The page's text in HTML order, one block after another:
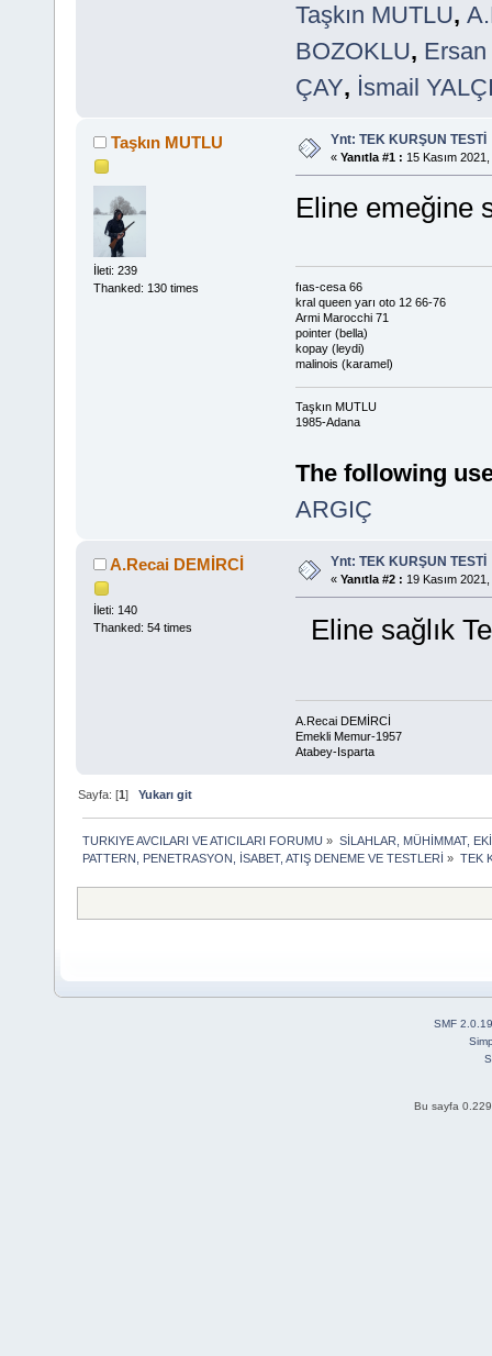
Taşkın MUTLU,
BOZOKLU,
ÇAY, İsmail
Taşkın MUTLU
İleti: 239
Thanked: 130 times
Ynt: TEK KURŞUN TESTİ
« Yanıtla #1 : 15 Kasım
Eline emeğine
fıas-cesa 66
kral queen yarı oto 12 66-76
Armi Marocchi 71
pointer (bella)
kopay (leydi)
malinois (karamel)
Taşkın MUTLU
1985-Adana
The following
ARGIÇ
A.Recai DEMİRCİ
İleti: 140
Thanked: 54 times
Ynt: TEK KURŞUN TESTİ
« Yanıtla #2 : 19 Kasım
Eline sağlık
A.Recai DEMİRCİ
Emekli Memur-1957
Atabey-Isparta
Sayfa: [1]Yukarı git
TURKIYE AVCILARI VE ATICILARI FORUMU » SİLAHLAR, MÜHİMMAT,
PATTERN, PENETRASYON, İSABET, ATIŞ DENEME VE TESTLERİ » TEK
SMF 2.0.19
Bu sayfa